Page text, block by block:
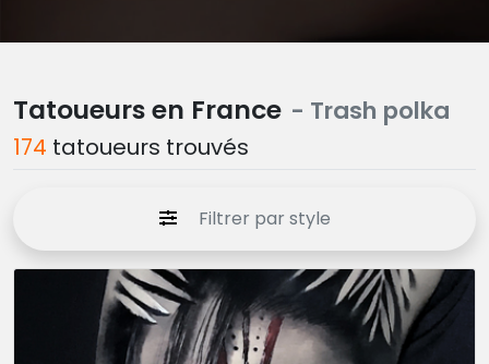
Tatoueurs en France - Trash polka
174 tatoueurs trouvés
Filtrer par style